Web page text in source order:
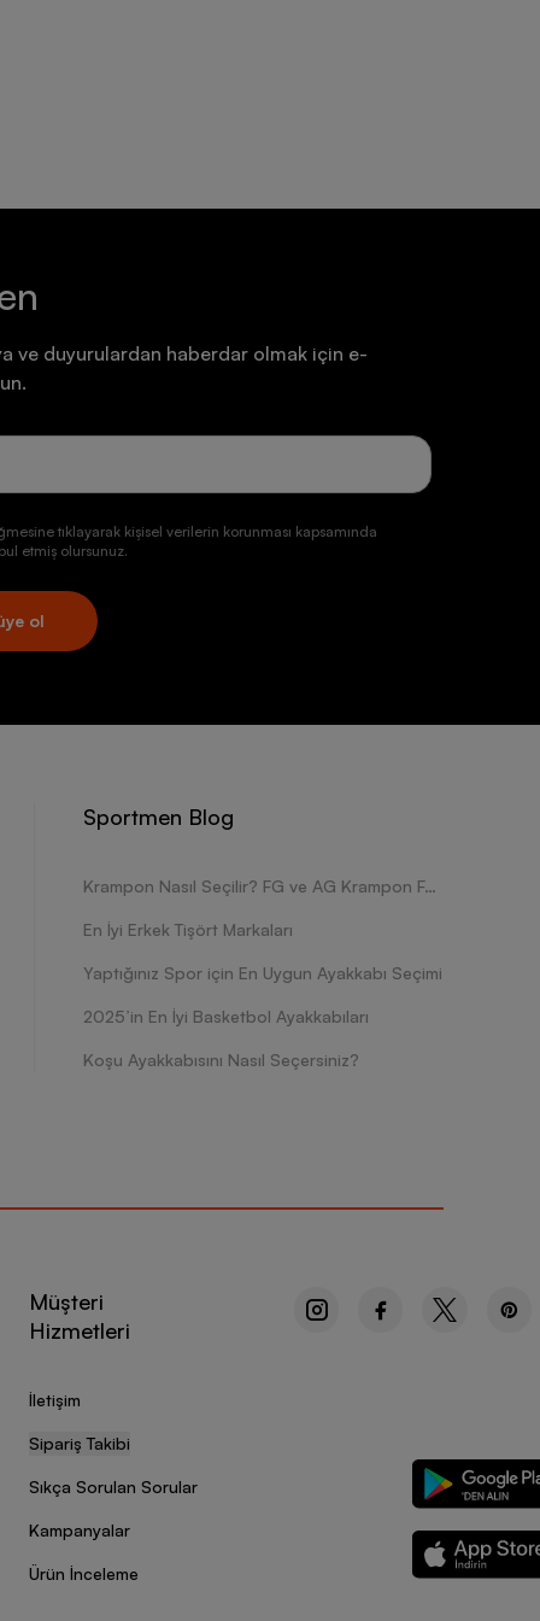
ve duyurulardan haberdar olmak için e-
tıklayarak kişisel verilerin korunması kapsamında
etmiş olursunuz.
ol
Sportmen Blog
Krampon Nasıl Seçilir? FG ve AG Krampon Farkları Nelerdir?
En İyi Erkek Tişört Markaları
Yaptığınız Spor için En Uygun Ayakkabı Seçimi
2025’in En İyi Basketbol Ayakkabıları
Koşu Ayakkabısını Nasıl Seçersiniz?
Müşteri
Hizmetleri
İletişim
Sipariş Takibi
Sıkça Sorulan Sorular
Kampanyalar
Ürün İnceleme